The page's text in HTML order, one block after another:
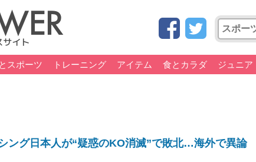
スポーツ トレーニング アイテム 食とカラダ ジュニア
ング日本人が“疑惑のKO消滅”で敗北…海外で異論